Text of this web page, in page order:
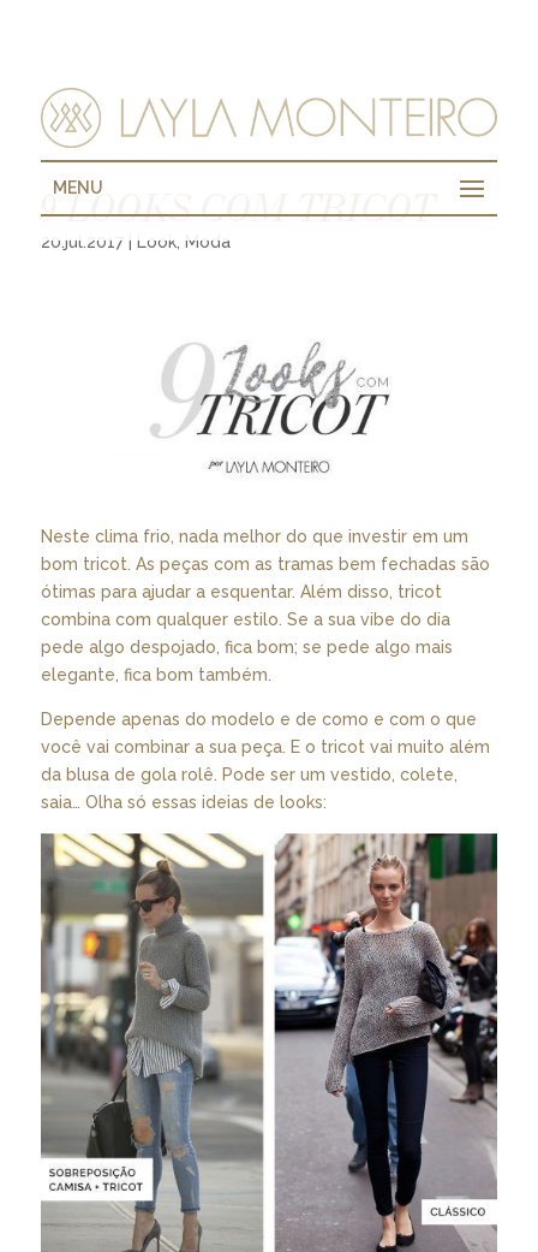
MENU
9 LOOKS COM TRICOT
20.jul.2017 | Look, Moda
Neste clima frio, nada melhor do que investir em um
bom tricot. As peças com as tramas bem fechadas são
ótimas para ajudar a esquentar. Além disso, tricot
combina com qualquer estilo. Se a sua vibe do dia
pede algo despojado, fica bom; se pede algo mais
elegante, fica bom também.
Depende apenas do modelo e de como e com o que
você vai combinar a sua peça. E o tricot vai muito além
da blusa de gola rolê. Pode ser um vestido, colete,
saia… Olha só essas ideias de looks: